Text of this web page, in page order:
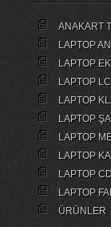
ANAKART
LAPTOP
LAPTOP
LAPTOP
LAPTOP
LAPTOP
LAPTOP
LAPTOP
LAPTOP
LAPTOP
ÜRÜNLER